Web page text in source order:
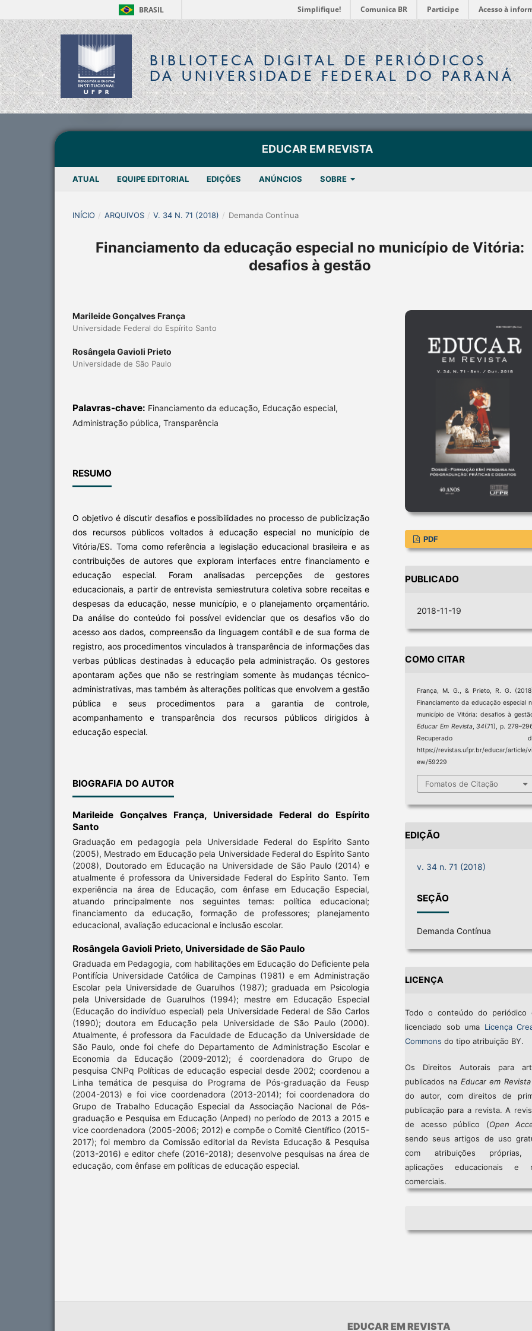
BRASIL Simplifique! Comunica BR Participe Acesso à
BIBLIOTECA DIGITALDE PERIÓDICOS
DA UNIVERSIDADE FEDERAL DO PARANÁ
EDUCAR EM REVISTA
ATUAL EQUIPE EDITORIAL EDIÇÕES ANÚNCIOS SOBRE
INÍCIO / ARQUIVOS / V. 34 N. 71 (2018) / Demanda Contínua
Financiamento da educação especial no município de Vitória:
desafios à gestão
Marileide Gonçalves França
Universidade Federal do Espírito Santo
Rosângela Gavioli Prieto
Universidade de São Paulo
Palavras-chave: Financiamento da educação, Educação especial,
Administração pública, Transparência
RESUMO
O objetivo é discutir desafios e possibilidades no processo de publicização
dos recursos públicos voltados à educação especial no município de
Vitória/ES. Toma como referência a legislação educacional brasileira e as
contribuições de autores que exploram interfaces entre financiamento e
educação especial. Foram analisadas percepções de gestores
educacionais, a partir de entrevista semiestrutura coletiva sobre receitas e
despesas da educação, nesse município, e o planejamento orçamentário.
Da análise do conteúdo foi possível evidenciar que os desafios vão do
acesso aos dados, compreensão da linguagem contábil e de sua forma de
registro, aos procedimentos vinculados à transparência de informações das
verbas públicas destinadas à educação pela administração. Os gestores
apontaram ações que não se restringiam somente às mudanças técnico-
administrativas, mas também às alterações políticas que envolvem a gestão
pública e seus procedimentos para a garantia de controle,
acompanhamento e transparência dos recursos públicos dirigidos à
educação especial.
BIOGRAFIA DO AUTOR
Marileide Gonçalves França, Universidade Federal do Espírito
Santo
Graduação em pedagogia pela Universidade Federal do Espírito Santo
(2005), Mestrado em Educação pela Universidade Federal do Espírito Santo
(2008), Doutorado em Educação na Universidade de São Paulo (2014) e
atualmente é professora da Universidade Federal do Espírito Santo. Tem
experiência na área de Educação, com ênfase em Educação Especial,
atuando principalmente nos seguintes temas: política educacional;
financiamento da educação, formação de professores; planejamento
educacional, avaliação educacional e inclusão escolar.
Rosângela Gavioli Prieto, Universidade de São Paulo
Graduada em Pedagogia, com habilitações em Educação do Deficiente pela
Pontifícia Universidade Católica de Campinas (1981) e em Administração
Escolar pela Universidade de Guarulhos (1987); graduada em Psicologia
pela Universidade de Guarulhos (1994); mestre em Educação Especial
(Educação do indivíduo especial) pela Universidade Federal de São Carlos
(1990); doutora em Educação pela Universidade de São Paulo (2000).
Atualmente, é professora da Faculdade de Educação da Universidade de
São Paulo, onde foi chefe do Departamento de Administração Escolar e
Economia da Educação (2009-2012); é coordenadora do Grupo de
pesquisa CNPq Políticas de educação especial desde 2002; coordenou a
Linha temática de pesquisa do Programa de Pós-graduação da Feusp
(2004-2013) e foi vice coordenadora (2013-2014); foi coordenadora do
Grupo de Trabalho Educação Especial da Associação Nacional de Pós-
graduação e Pesquisa em Educação (Anped) no período de 2013 a 2015 e
vice coordenadora (2005-2006; 2012) e compõe o Comitê Científico (2015-
2017); foi membro da Comissão editorial da Revista Educação & Pesquisa
(2013-2016) e editor chefe (2016-2018); desenvolve pesquisas na área de
educação, com ênfase em políticas de educação especial.
PDF
PUBLICADO
2018-11-19
COMO CITAR
França, M. G., & Prieto, R. G.
Financiamento da educação especial
município de Vitória: desafios à
Educar Em Revista,34(71), p.
Recuperado
https://revistas.ufpr.br/educar/article/vi
ew/59229
Fomatos de Citação
EDIÇÃO
v. 34 n. 71 (2018)
SEÇÃO
Demanda Contínua
LICENÇA
Todo o conteúdo do periódico
licenciado sob uma Licença
Commons do tipo atribuição BY.
Os Direitos Autorais para
publicados na Educar em Revista
do autor, com direitos de
publicação para a revista. A
de acesso público (Open
sendo seus artigos de uso
com atribuições próprias,
aplicações educacionais e
comerciais.
EDUCAR EM REVISTA